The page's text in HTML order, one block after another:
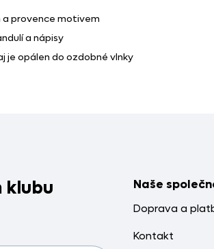
a provence motivem
a nápisy
je opálen do ozdobné vlnky
klubu
Naše
Doprava a
Kontakt